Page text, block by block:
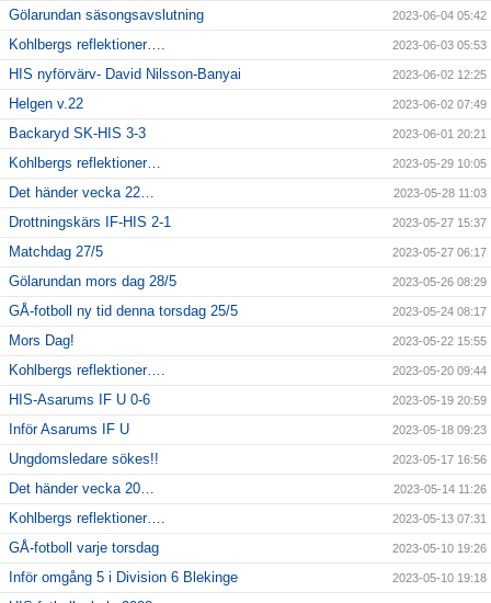
Gölarundan säsongsavslutning 2023-06-04 05:42
Kohlbergs reflektioner…. 2023-06-03 05:53
HIS nyförvärv- David Nilsson-Banyai 2023-06-02 12:25
Helgen v.22 2023-06-02 07:49
Backaryd SK-HIS 3-3 2023-06-01 20:21
Kohlbergs reflektioner… 2023-05-29 10:05
Det händer vecka 22… 2023-05-28 11:03
Drottningskärs IF-HIS 2-1 2023-05-27 15:37
Matchdag 27/5 2023-05-27 06:17
Gölarundan mors dag 28/5 2023-05-26 08:29
GÅ-fotboll ny tid denna torsdag 25/5 2023-05-24 08:17
Mors Dag! 2023-05-22 15:55
Kohlbergs reflektioner…. 2023-05-20 09:44
HIS-Asarums IF U 0-6 2023-05-19 20:59
Inför Asarums IF U 2023-05-18 09:23
Ungdomsledare sökes!! 2023-05-17 16:56
Det händer vecka 20… 2023-05-14 11:26
Kohlbergs reflektioner…. 2023-05-13 07:31
GÅ-fotboll varje torsdag 2023-05-10 19:26
Inför omgång 5 i Division 6 Blekinge 2023-05-10 19:18